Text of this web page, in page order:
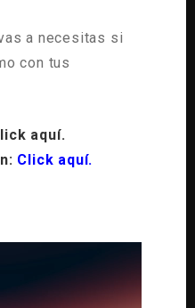
a necesitas si
con tus
aquí.
Click aquí.